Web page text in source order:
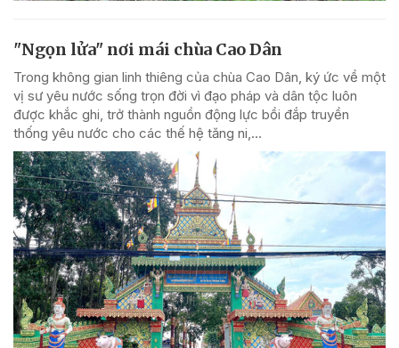
"Ngọn lửa" nơi mái chùa Cao Dân
Trong không gian linh thiêng của chùa Cao Dân, ký ức về một
vị sư yêu nước sống trọn đời vì đạo pháp và dân tộc luôn
được khắc ghi, trở thành nguồn động lực bồi đắp truyền
thống yêu nước cho các thế hệ tăng ni,...